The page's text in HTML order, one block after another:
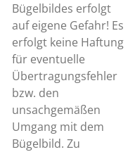
Bügelbildes erfolgt
auf eigene Gefahr! Es
erfolgt keine Haftung
für eventuelle
Übertragungsfehler
bzw. den
unsachgemäßen
Umgang mit dem
Bügelbild. Zu